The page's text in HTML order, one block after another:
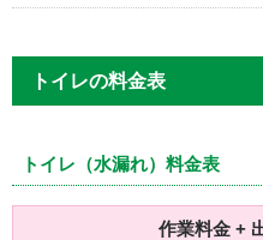
トイレの料金表
トイレ（水漏れ）料金表
作業料金 +